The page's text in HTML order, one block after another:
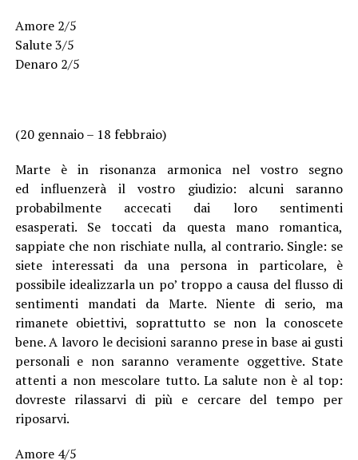
Amore 2/5
Salute 3/5
Denaro 2/5
(20 gennaio – 18 febbraio)
Marte è in risonanza armonica nel vostro segno
ed influenzerà il vostro giudizio: alcuni saranno
probabilmente accecati dai loro sentimenti
esasperati. Se toccati da questa mano romantica,
sappiate che non rischiate nulla, al contrario. Single: se
siete interessati da una persona in particolare, è
possibile idealizzarla un po’ troppo a causa del flusso di
sentimenti mandati da Marte. Niente di serio, ma
rimanete obiettivi, soprattutto se non la conoscete
bene. A lavoro le decisioni saranno prese in base ai gusti
personali e non saranno veramente oggettive. State
attenti a non mescolare tutto. La salute non è al top:
dovreste rilassarvi di più e cercare del tempo per
riposarvi.
Amore 4/5